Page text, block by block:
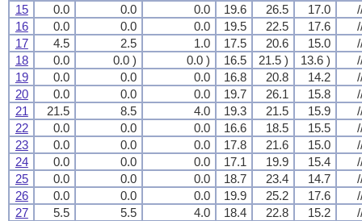
15
0.0 0.0 0.0 19.6 26.5 17.0
16
0.0 0.0 0.0 19.5 22.5 17.6
17
4.5 2.5 1.0 17.5 20.6 15.0
18
0.0 0.0 ) 0.0 ) 16.5 21.5 ) 13.6 )
19
0.0 0.0 0.0 16.8 20.8 14.2
20
0.0 0.0 0.0 19.7 26.1 15.8
21
21.5 8.5 4.0 19.3 21.5 15.9
22
0.0 0.0 0.0 16.6 18.5 15.5
23
0.0 0.0 0.0 17.8 21.6 15.0
24
0.0 0.0 0.0 17.1 19.9 15.4
25
0.0 0.0 0.0 18.7 23.4 14.7
26
0.0 0.0 0.0 19.9 25.2 17.6
27
5.5 5.5 4.0 18.4 22.8 15.2